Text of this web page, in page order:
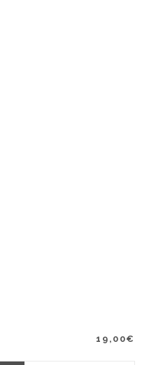
19,00€